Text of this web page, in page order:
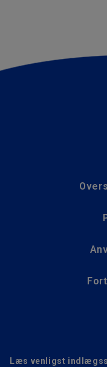
Læs venligst